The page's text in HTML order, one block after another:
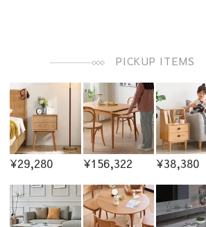
PICKUP ITEMS
¥29,280 ¥156,322 ¥38,380